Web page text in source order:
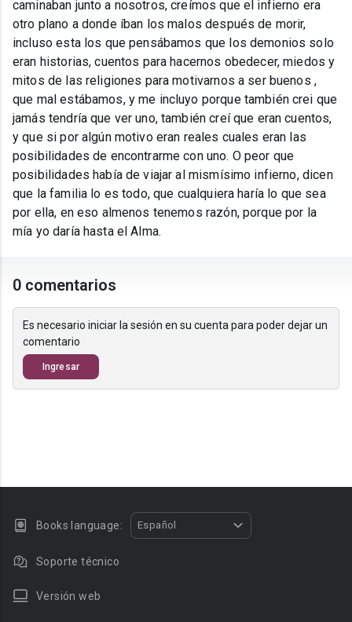
caminaban junto a nosotros, creímos que el infierno era
otro plano a donde íban los malos después de morir,
incluso esta los que pensábamos que los demonios solo
eran historias, cuentos para hacernos obedecer, miedos y
mitos de las religiones para motivarnos a ser buenos ,
que mal estábamos, y me incluyo porque también crei que
jamás tendría que ver uno, también creí que eran cuentos,
y que si por algún motivo eran reales cuales eran las
posibilidades de encontrarme con uno. O peor que
posibilidades había de viajar al mismísimo infierno, dicen
que la familia lo es todo, que cualquiera haría lo que sea
por ella, en eso almenos tenemos razón, porque por la
mía yo daría hasta el Alma.
0 comentarios
Es necesario iniciar la sesión en su cuenta para poder dejar un
comentario
Ingresar
Books language: Español
Soporte técnico
Versión web